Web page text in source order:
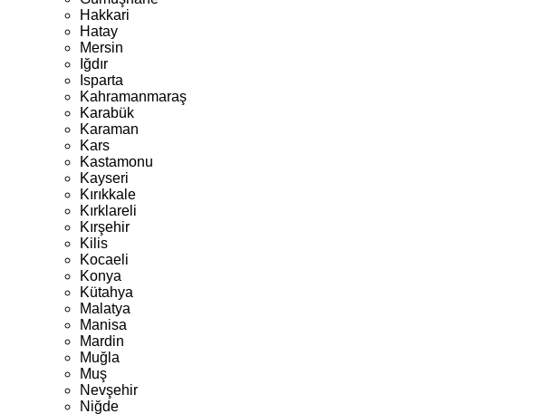
Hakkari
Hatay
Mersin
Iğdır
Isparta
Kahramanmaraş
Karabük
Karaman
Kars
Kastamonu
Kayseri
Kırıkkale
Kırklareli
Kırşehir
Kilis
Kocaeli
Konya
Kütahya
Malatya
Manisa
Mardin
Muğla
Muş
Nevşehir
Niğde